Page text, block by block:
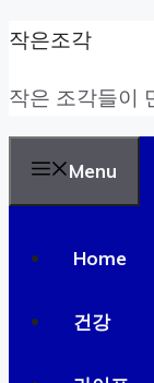
Skip
content
작은조각
작은 조각들이
Menu
Home
건강